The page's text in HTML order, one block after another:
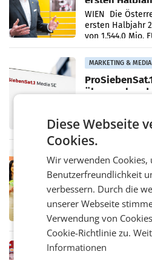
Briefgeschäft
WIEN Die
ersten Halbjahr
von 1.544,0 Mio.
einem Plus von
MARKETING & MEDIA
Frühjahr dank
Markterwartung
RETAIL
Eine Bühne
Müller
Über den
Altstoff Recycling
Handelskonzern
„Kreislauf-
RETAIL
Diese Webseite
Cookies.
Wir verwenden Cookies,
Benutzerfreundlichkeit
verbessern. Durch die
unserer Webseite
Verwendung von
Cookie-Richtlinie zu.
Informationen